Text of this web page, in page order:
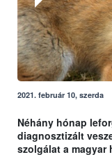
2021. február 10, szerda
Néhány hónap
diagnosztizált
szolgálat a magyar